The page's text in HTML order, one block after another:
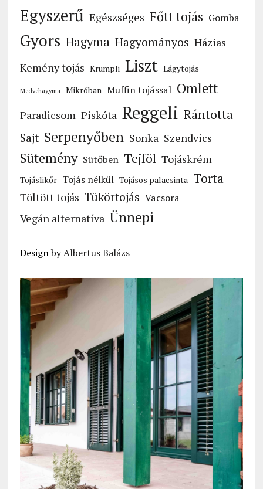
Egyszerű Egészséges Főtt tojás Gomba
Gyors Hagyma Hagyományos Házias
Kemény tojás Krumpli Liszt Lágytojás
Medvehagyma Mikróban Muffin tojással Omlett
Paradicsom Piskóta Reggeli Rántotta
Sajt Serpenyőben Sonka Szendvics
Sütemény Sütőben Tejföl Tojáskrém
Tojáslikőr Tojás nélkül Tojásos palacsinta Torta
Töltött tojás Tükörtojás Vacsora
Vegán alternatíva Ünnepi
Design byAlbertus Balázs